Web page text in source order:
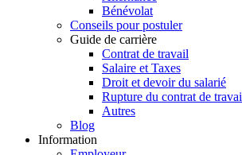
Bénévolat
Conseils pour postuler
Guide de carrière
Contrat de travail
Salaire et Taxes
Droit et devoir du salarié
Rupture du contrat de
Autres
Blog
Information